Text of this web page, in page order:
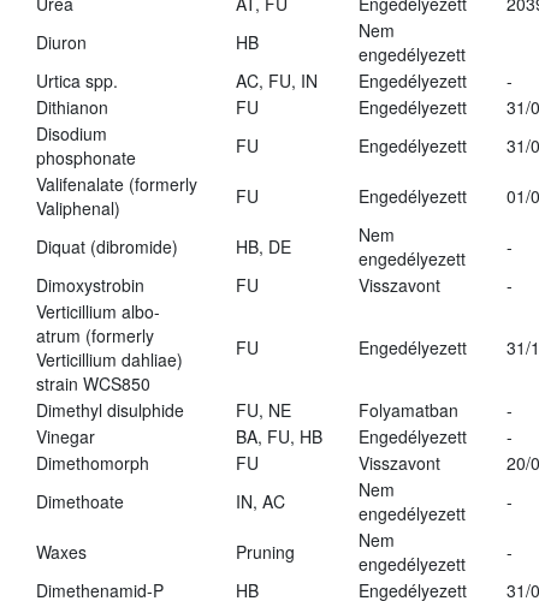
Diuron
HB
Nem
engedélyezett
Urtica spp.
AC, FU, IN Engedélyezett
-
Dithianon
FU Engedélyezett
31/
Disodium
phosphonate
FU Engedélyezett
31/
Valifenalate (formerly
Valiphenal)
FU Engedélyezett 01/
Diquat (dibromide) HB, DE
Nem
engedélyezett
-
Dimoxystrobin
FU Visszavont
-
Verticillium albo-
atrum (formerly
Verticillium dahliae)
strain WCS850
FU Engedélyezett 31/
Dimethyl disulphide FU, NE Folyamatban
-
Vinegar
BA, FU, HB Engedélyezett
-
Dimethomorph
FU Visszavont
20/
Dimethoate
IN, AC
Nem
engedélyezett
-
Waxes Pruning
Nem
engedélyezett
-
Dimethenamid-P
HB Engedélyezett
31/